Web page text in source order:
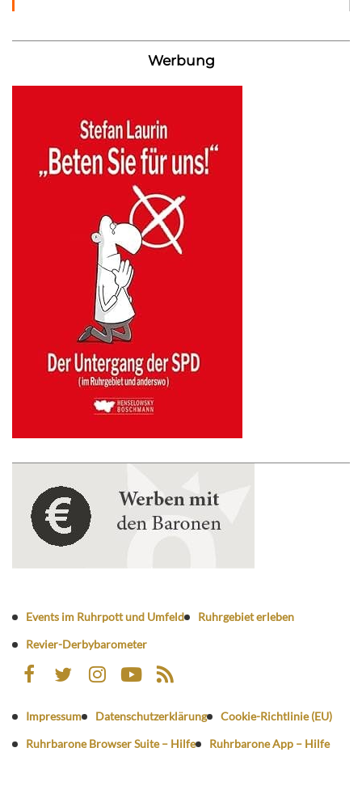
Werbung
Events im Ruhrpott und Umfeld
Ruhrgebiet erleben
Revier-Derbybarometer
Impressum Datenschutzerklärung
Cookie-Richtlinie (EU)
Ruhrbarone Browser Suite – Hilfe
Ruhrbarone App – Hilfe